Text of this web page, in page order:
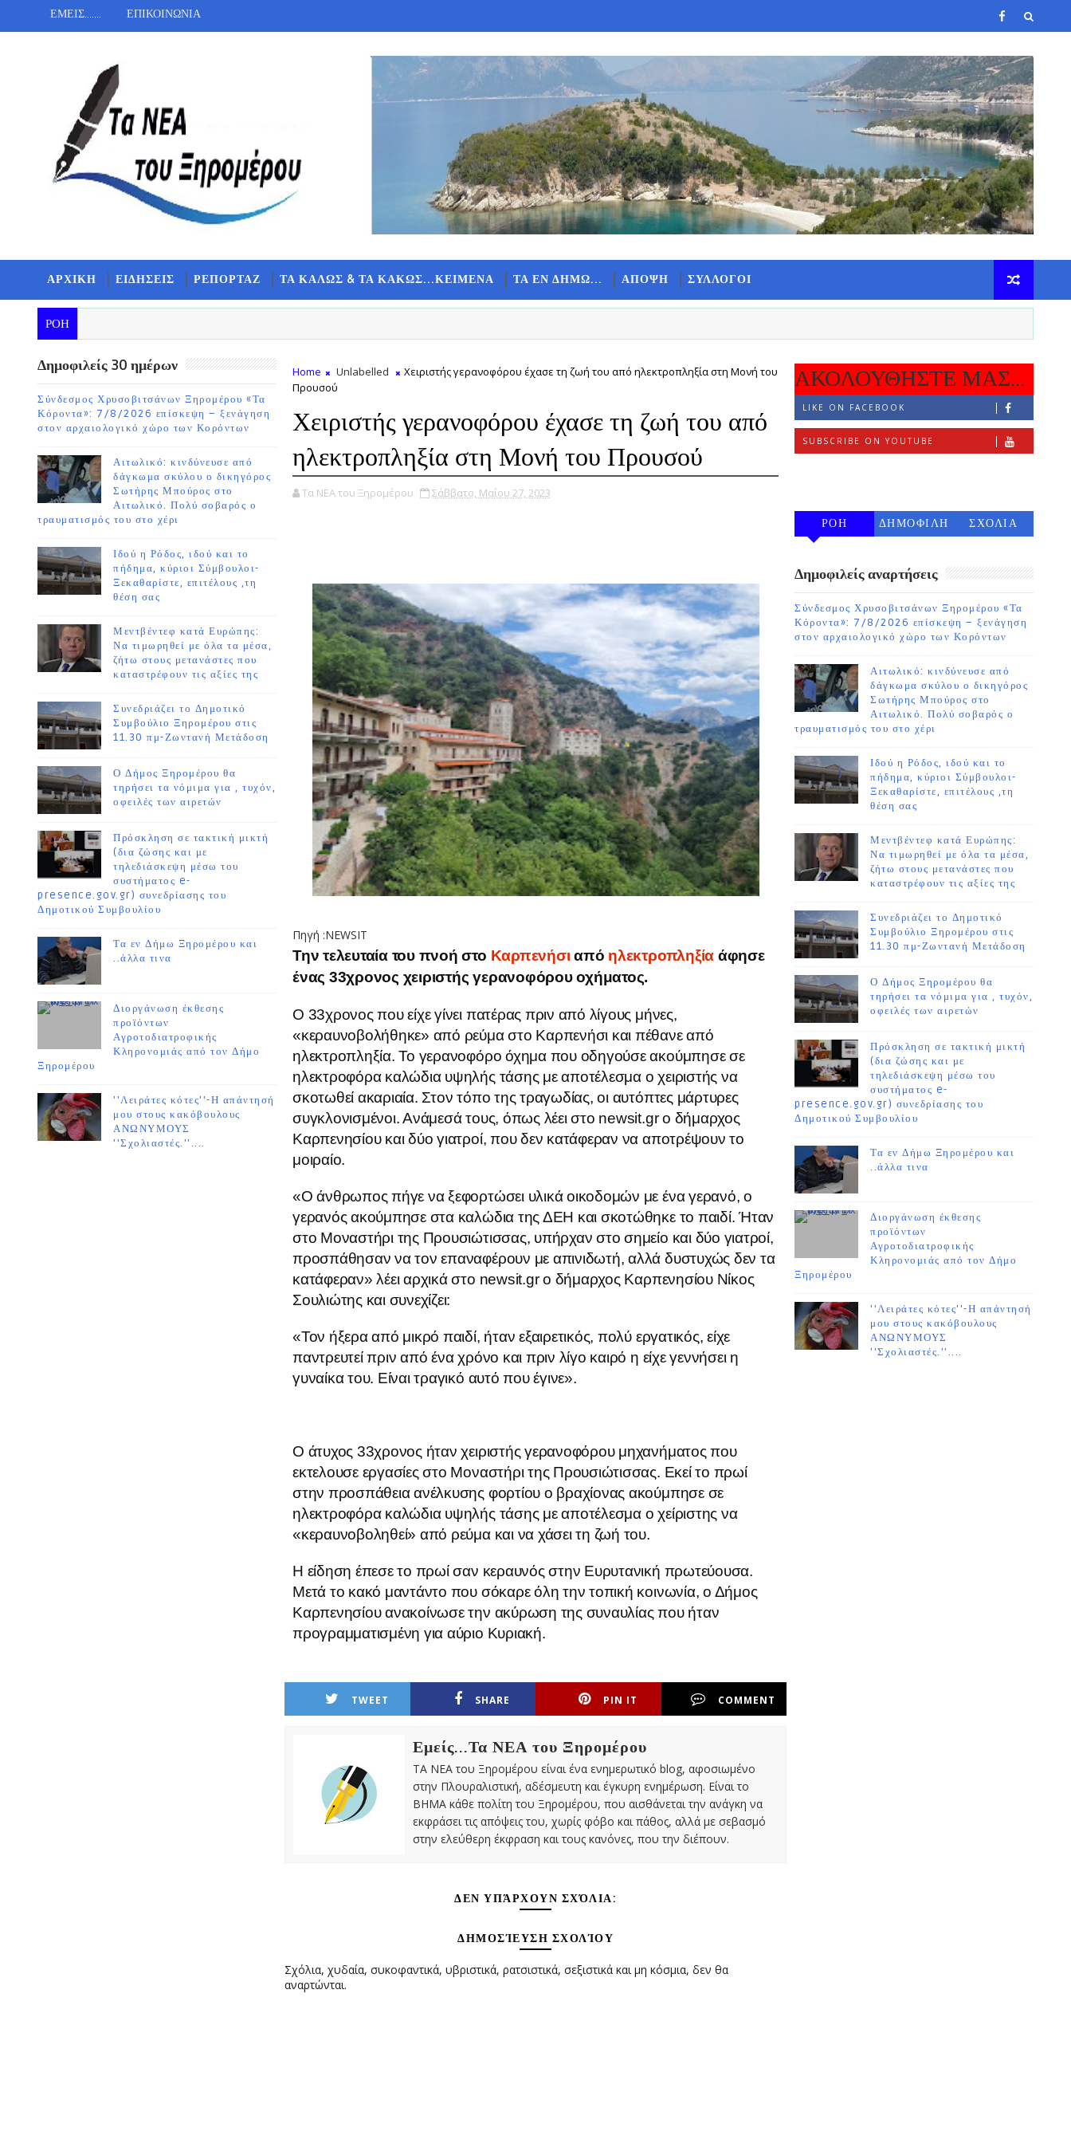
ΕΜΕΙΣ....... ΕΠΙΚΟΙΝΩΝΙΑ
ΑΡΧΙΚΗ ΕΙΔΗΣΕΙΣ ΡΕΠΟΡΤΑΖ ΤΑ ΚΑΛΩΣ & ΤΑ ΚΑΚΩΣ...ΚΕΙΜΕΝΑ ΤΑ ΕΝ ΔΗΜΩ... ΑΠΟΨΗ ΣΥΛΛΟΓΟΙ
ΡΟΗ
Δημοφιλείς 30 ημέρων
Σύνδεσμος Χρυσοβιτσάνων Ξηρομέρου «Τα
Κόροντα»: 7/8/2026 επίσκεψη – ξενάγηση
στον αρχαιολογικό χώρο των Κορόντων
Αιτωλικό: κινδύνευσε από
δάγκωμα σκύλου ο δικηγόρος
Σωτήρης Μπούρος στο
Αιτωλικό. Πολύ σοβαρός ο
τραυματισμός του στο χέρι
Ιδού η Ρόδος, ιδού και το
πήδημα, κύριοι Σύμβουλοι-
Ξεκαθαρίστε, επιτέλους ,τη
θέση σας
Μεντβέντεφ κατά Ευρώπης:
Να τιμωρηθεί με όλα τα μέσα,
ζήτω στους μετανάστες που
καταστρέφουν τις αξίες της
Συνεδριάζει το Δημοτικό
Συμβούλιο Ξηρομέρου στις
11.30 πμ-Ζωντανή Μετάδοση
Ο Δήμος Ξηρομέρου θα
τηρήσει τα νόμιμα για , τυχόν,
οφειλές των αιρετών
Πρόσκληση σε τακτική μικτή
(δια ζώσης και με
τηλεδιάσκεψη μέσω του
συστήματος e-
presence.gov.gr) συνεδρίασης του
Δημοτικού Συμβουλίου
Τα εν Δήμω Ξηρομέρου και
..άλλα τινα
Διοργάνωση έκθεσης
προϊόντων
Αγροτοδιατροφικής
Κληρονομιάς από τον Δήμο
Ξηρομέρου
''Λειράτες κότες''-Η απάντησή
μου στους κακόβουλους
ΑΝΩΝΥΜΟΥΣ
''Σχολιαστές.''....
Home Unlabelled
Χειριστής γερανοφόρου έχασε τη ζωή του από ηλεκτροπληξία στη Μονή του
Προυσού
Χειριστής γερανοφόρου έχασε τη ζωή του από
ηλεκτροπληξία στη Μονή του Προυσού
Τα ΝΕΑ του Ξηρομέρου Σάββατο, Μαΐου 27, 2023
Πηγή :NEWSIT
Την τελευταία του πνοή στο Καρπενήσι από ηλεκτροπληξία άφησε
ένας 33χρονος χειριστής γερανοφόρου οχήματος.
Ο 33χρονος που είχε γίνει πατέρας πριν από λίγους μήνες,
«κεραυνοβολήθηκε» από ρεύμα στο Καρπενήσι και πέθανε από
ηλεκτροπληξία. Το γερανοφόρο όχημα που οδηγούσε ακούμπησε σε
ηλεκτροφόρα καλώδια υψηλής τάσης με αποτέλεσμα ο χειριστής να
σκοτωθεί ακαριαία. Στον τόπο της τραγωδίας, οι αυτόπτες μάρτυρες
συγκλονισμένοι. Ανάμεσά τους, όπως λέει στο newsit.gr ο δήμαρχος
Καρπενησίου και δύο γιατροί, που δεν κατάφεραν να αποτρέψουν το
μοιραίο.
«Ο άνθρωπος πήγε να ξεφορτώσει υλικά οικοδομών με ένα γερανό, ο
γερανός ακούμπησε στα καλώδια της ΔΕΗ και σκοτώθηκε το παιδί. Ήταν
στο Μοναστήρι της Προυσιώτισσας, υπήρχαν στο σημείο και δύο γιατροί,
προσπάθησαν να τον επαναφέρουν με απινιδωτή, αλλά δυστυχώς δεν τα
κατάφεραν» λέει αρχικά στο newsit.gr o δήμαρχος Καρπενησίου Νίκος
Σουλιώτης και συνεχίζει:
«Τον ήξερα από μικρό παιδί, ήταν εξαιρετικός, πολύ εργατικός, είχε
παντρευτεί πριν από ένα χρόνο και πριν λίγο καιρό η είχε γεννήσει η
γυναίκα του. Είναι τραγικό αυτό που έγινε».
Ο άτυχος 33χρονος ήταν χειριστής γερανοφόρου μηχανήματος που
εκτελουσε εργασίες στο Μοναστήρι της Προυσιώτισσας. Εκεί το πρωί
στην προσπάθεια ανέλκυσης φορτίου ο βραχίονας ακούμπησε σε
ηλεκτροφόρα καλώδια υψηλής τάσης με αποτέλεσμα ο χείριστης να
«κεραυνοβοληθεί» από ρεύμα και να χάσει τη ζωή του.
Η είδηση έπεσε το πρωί σαν κεραυνός στην Ευρυτανική πρωτεύουσα.
Μετά το κακό μαντάντο που σόκαρε όλη την τοπική κοινωνία, ο Δήμος
Καρπενησίου ανακοίνωσε την ακύρωση της συναυλίας που ήταν
προγραμματισμένη για αύριο Κυριακή.
TWEET SHARE PIN IT COMMENT
Εμείς...Τα ΝΕΑ του Ξηρομέρου
ΤΑ ΝΕΑ του Ξηρομέρου είναι ένα ενημερωτικό blog, αφοσιωμένο
στην Πλουραλιστική, αδέσμευτη και έγκυρη ενημέρωση. Είναι το
ΒΗΜΑ κάθε πολίτη του Ξηρομέρου, που αισθάνεται την ανάγκη να
εκφράσει τις απόψεις του, χωρίς φόβο και πάθος, αλλά με σεβασμό
στην ελεύθερη έκφραση και τους κανόνες, που την διέπουν.
ΔΕΝ ΥΠΆΡΧΟΥΝ ΣΧΌΛΙΑ:
ΔΗΜΟΣΊΕΥΣΗ ΣΧΟΛΊΟΥ
Σχόλια, χυδαία, συκοφαντικά, υβριστικά, ρατσιστικά, σεξιστικά και μη κόσμια, δεν θα
αναρτώνται.
ΑΚΟΛΟΥΘΗΣΤΕ ΜΑΣ...
LIKE ON FACEBOOK
SUBSCRIBE ON YOUTUBE
ΡΟΗ
ΔΗΜΟΦΙΛΗ
ΣΧΟΛΙΑ
Δημοφιλείς αναρτήσεις
Σύνδεσμος Χρυσοβιτσάνων Ξηρομέρου «Τα
Κόροντα»: 7/8/2026 επίσκεψη – ξενάγηση
στον αρχαιολογικό χώρο των Κορόντων
Αιτωλικό: κινδύνευσε από
δάγκωμα σκύλου ο δικηγόρος
Σωτήρης Μπούρος στο
Αιτωλικό. Πολύ σοβαρός ο
τραυματισμός του στο χέρι
Ιδού η Ρόδος, ιδού και το
πήδημα, κύριοι Σύμβουλοι-
Ξεκαθαρίστε, επιτέλους ,τη
θέση σας
Μεντβέντεφ κατά Ευρώπης:
Να τιμωρηθεί με όλα τα μέσα,
ζήτω στους μετανάστες που
καταστρέφουν τις αξίες της
Συνεδριάζει το Δημοτικό
Συμβούλιο Ξηρομέρου στις
11.30 πμ-Ζωντανή Μετάδοση
Ο Δήμος Ξηρομέρου θα
τηρήσει τα νόμιμα για , τυχόν,
οφειλές των αιρετών
Πρόσκληση σε τακτική μικτή
(δια ζώσης και με
τηλεδιάσκεψη μέσω του
συστήματος e-
presence.gov.gr) συνεδρίασης του
Δημοτικού Συμβουλίου
Τα εν Δήμω Ξηρομέρου και
..άλλα τινα
Διοργάνωση έκθεσης
προϊόντων
Αγροτοδιατροφικής
Κληρονομιάς από τον Δήμο
Ξηρομέρου
''Λειράτες κότες''-Η απάντησή
μου στους κακόβουλους
ΑΝΩΝΥΜΟΥΣ
''Σχολιαστές.''....